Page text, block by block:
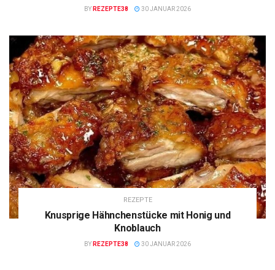
BY REZEPTE38 30 JANUAR 2026
REZEPTE
Knusprige Hähnchenstücke mit Honig und
Knoblauch
BY REZEPTE38 30 JANUAR 2026